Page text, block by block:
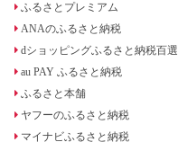
ふるさとプレミアム
ANAのふるさと納税
dショッピングふるさと納税百選
au PAY ふるさと納税
ふるさと本舗
ヤフーのふるさと納税
マイナビふるさと納税